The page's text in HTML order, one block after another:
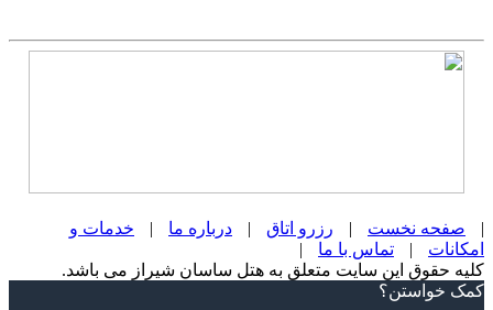
| صفحه نخست | رزرو اتاق | درباره ما |
خدمات و
امکانات
| تماس با ما
|
کلیه حقوق این سایت متعلق به هتل ساسان شیراز می باشد.
کمک خواستن؟